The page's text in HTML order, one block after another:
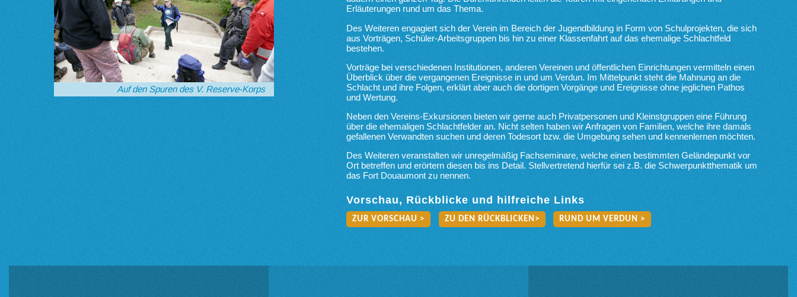
Auf den Spuren des V. Reserve-Korps
Erläuterungen rund um das Thema.
Des Weiteren engagiert sich der Verein im Bereich der Jugendbildung in Form von Schulprojekten, die sich
aus Vorträgen, Schüler-Arbeitsgruppen bis hin zu einer Klassenfahrt auf das ehemalige Schlachtfeld
bestehen.
Vorträge bei verschiedenen Institutionen, anderen Vereinen und öffentlichen Einrichtungen vermitteln einen
Überblick über die vergangenen Ereignisse in und um Verdun. Im Mittelpunkt steht die Mahnung an die
Schlacht und ihre Folgen, erklärt aber auch die dortigen Vorgänge und Ereignisse ohne jeglichen Pathos
und Wertung.
Neben den Vereins-Exkursionen bieten wir gerne auch Privatpersonen und Kleinstgruppen eine Führung
über die ehemaligen Schlachtfelder an. Nicht selten haben wir Anfragen von Familien, welche ihre damals
gefallenen Verwandten suchen und deren Todesort bzw. die Umgebung sehen und kennenlernen möchten.
Des Weiteren veranstalten wir unregelmäßig Fachseminare, welche einen bestimmten Geländepunkt vor
Ort betreffen und erörtern diesen bis ins Detail. Stellvertretend hierfür sei z.B. die Schwerpunktthematik um
das Fort Douaumont zu nennen.
Vorschau, Rückblicke und hilfreiche Links
ZUR VORSCHAU > ZU DEN RÜCKBLICKEN> RUND UM VERDUN >